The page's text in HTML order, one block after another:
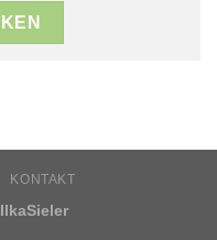
KONTAKT
IlkaSieler